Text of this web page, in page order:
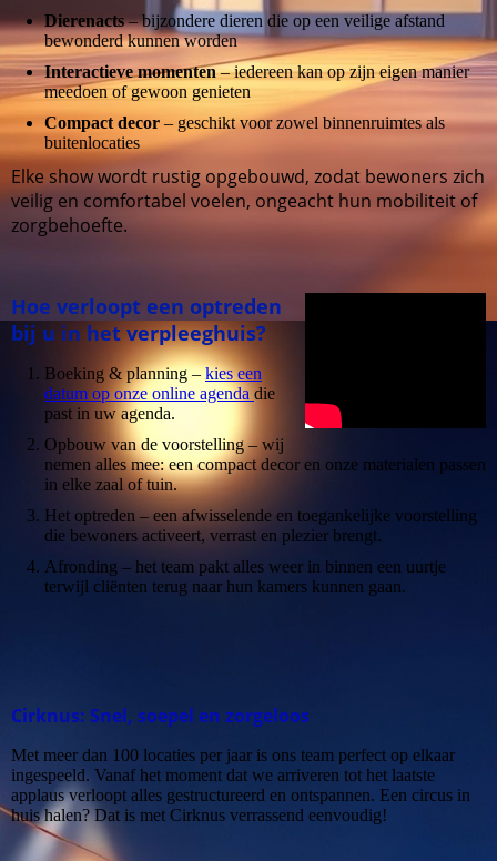
Dierenacts– bijzondere dieren die op een veilige afstand
bewonderd kunnen worden
Interactieve momenten– iedereen kan op zijn eigen manier
meedoen of gewoon genieten
Compact decor– geschikt voor zowel binnenruimtes als
buitenlocaties
Elke show wordt rustig opgebouwd, zodat bewoners zich
veilig en comfortabel voelen, ongeacht hun mobiliteit of
zorgbehoefte.
Hoe verloopt een optreden
bij u in het verpleeghuis?
Boeking & planning –kies een
datum op onze online agenda die
past in uw agenda.
Opbouw van de voorstelling – wij
nemen alles mee: een compact decor en onze materialen passen
in elke zaal of tuin.
Het optreden – een afwisselende en toegankelijke voorstelling
die bewoners activeert, verrast en plezier brengt.
Afronding – het team pakt alles weer in binnen een uurtje
terwijl cliënten terug naar hun kamers kunnen gaan.
Cirknus: Snel, soepel en zorgeloos
Met meer dan 100 locaties per jaar is ons team perfect op elkaar
ingespeeld. Vanaf het moment dat we arriveren tot het laatste
applaus verloopt alles gestructureerd en ontspannen. Een circus in
huis halen? Dat is met Cirknus verrassend eenvoudig!